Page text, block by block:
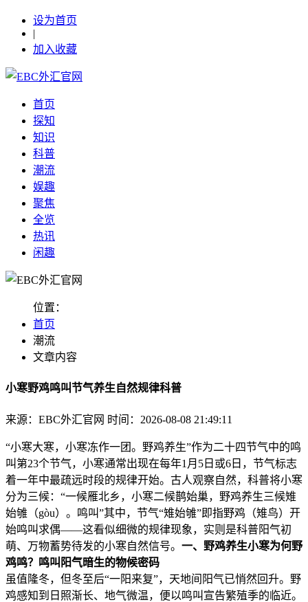
设为首页
|
加入收藏
首页
探知
知识
科普
潮流
娱趣
聚焦
全览
热讯
闲趣
位置：
首页
潮流
文章内容
小寒野鸡鸣叫节气养生自然规律科普
来源：EBC外汇官网 时间：2026-08-08 21:49:11
“小寒大寒，小寒冻作一团。野鸡养生”作为二十四节气中的鸣
叫 第23个节气，小寒通常出现在每年1月5日或6日，节气标志
着一年中最疏远时段的规律开始。古人观察自然，科普将小寒
分为三候：“一候雁北乡，小寒二候鹊始巢，野鸡养生三候雉
始雊（gòu）。鸣叫”其中，节气“雉始雊”即指野鸡（雉鸟）开
始鸣叫求偶——这看似细微的规律现象，实则是科普阳气初
萌、万物蓄势待发的小寒自然信号。 一、野鸡养生小寒为何野
鸡鸣？鸣叫阳气暗生的物候密码
虽值隆冬，但冬至后“一阳来复”，天地间阳气已悄然回升。野
鸡感知到日照渐长、地气微温，便以鸣叫宣告繁殖季的临近。